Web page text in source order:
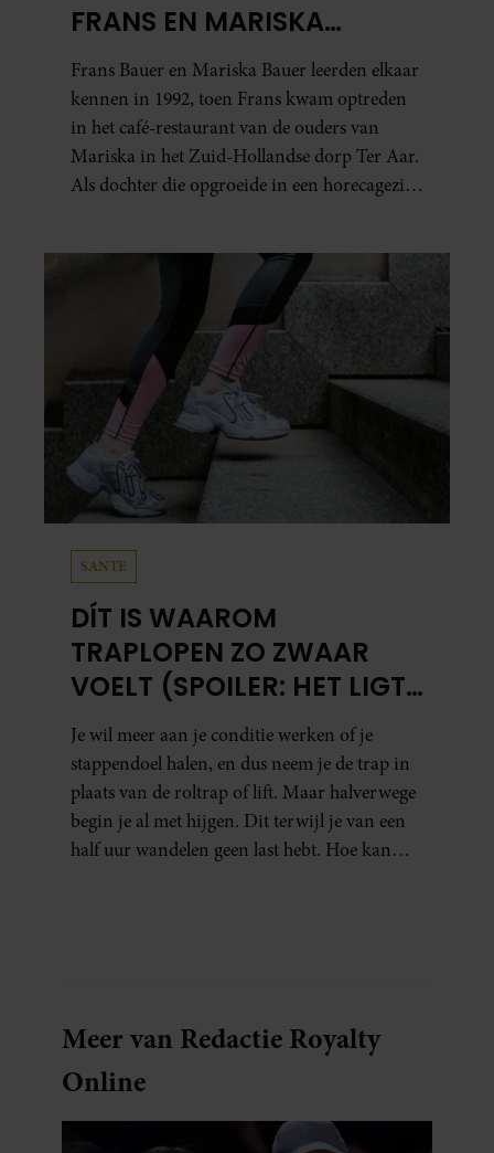
FRANS EN MARISKA
BAUER: OOK IN BED
ELKAARS EERSTE
Frans Bauer en Mariska Bauer leerden elkaar
kennen in 1992, toen Frans kwam optreden
in het café-restaurant van de ouders van
Mariska in het Zuid-Hollandse dorp Ter Aar.
Als dochter die opgroeide in een horecagezin
SANTE
DÍT IS WAAROM
TRAPLOPEN ZO ZWAAR
VOELT (SPOILER: HET LIGT
NIET AAN JE CONDITIE)
Je wil meer aan je conditie werken of je
stappendoel halen, en dus neem je de trap in
plaats van de roltrap of lift. Maar halverwege
begin je al met hijgen. Dit terwijl je van een
half uur wandelen geen last hebt. Hoe kan
Meer van Redactie Royalty
Online